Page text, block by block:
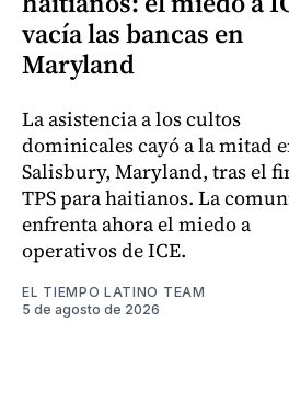
vacía las bancas en
Maryland
La asistencia a los cultos
dominicales cayó a la mitad
Salisbury, Maryland, tras el
TPS para haitianos. La
enfrenta ahora el miedo a
operativos de ICE.
EL TIEMPO LATINO TEAM
5 de agosto de 2026